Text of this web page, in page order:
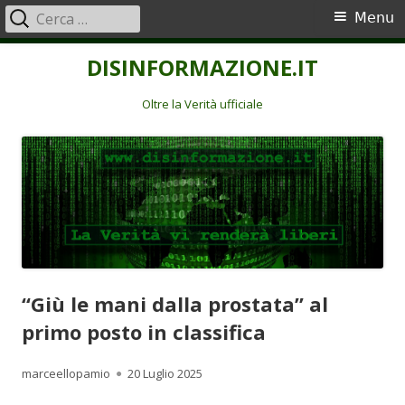
DISINFORMAZIONE.IT
Oltre la Verità ufficiale
Menu
principale
Menu
Ricerca
per:
“Giù le mani dalla prostata” al
primo posto in classifica
Autore
marceellopamio Pubblicato
20 Luglio 2025